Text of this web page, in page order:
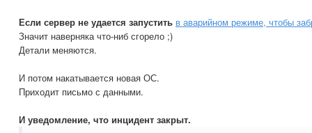
Если сервер не удается запустить в аварийном режиме, чтобы
Значит наверняка что-ниб сгорело ;)
Детали меняются.
И потом накатывается новая ОС.
Приходит письмо с данными.
И уведомление, что инцидент закрыт.